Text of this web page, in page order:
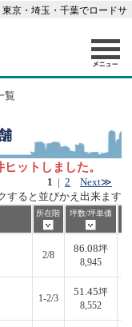
京・埼玉・千葉でロードサ
覧
ットしました。
1 |2 Next≫
すると並びかえ出来ます
所在階 坪数/坪単価
2/8
86.08坪
8,945
1-2/3
51.45坪
8,552